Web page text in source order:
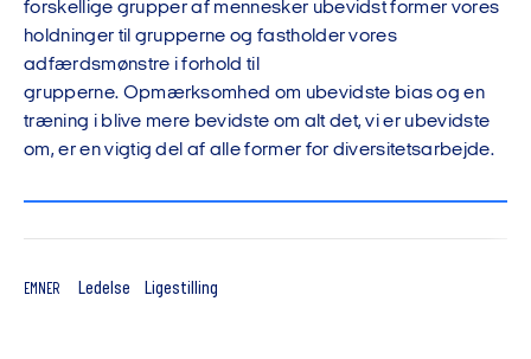
forskellige grupper af mennesker ubevidst former vores
holdninger til grupperne og fastholder vores
adfærdsmønstre i forhold til
grupperne. Opmærksomhed om ubevidste bias og en
træning i blive mere bevidste om alt det, vi er ubevidste
om, er en vigtig del af alle former for diversitetsarbejde.
EMNER Ledelse Ligestilling